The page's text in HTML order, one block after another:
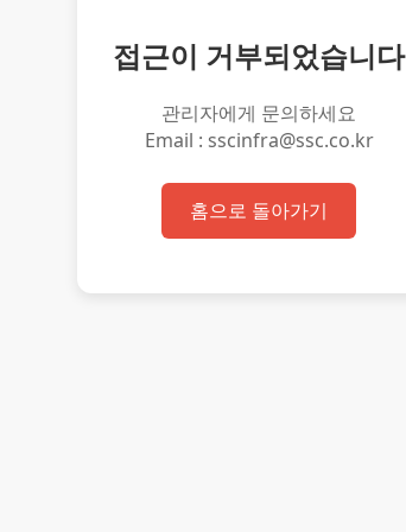
접근이 거부되었습니다
관리자에게 문의하세요
Email : sscinfra@ssc.co.kr
홈으로 돌아가기